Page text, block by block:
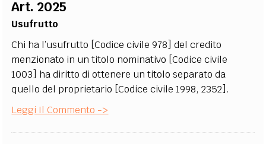
Art. 2025
Usufrutto
Chi ha l’usufrutto [Codice civile 978] del credito
menzionato in un titolo nominativo [Codice civile
1003] ha diritto di ottenere un titolo separato da
quello del proprietario [Codice civile 1998, 2352].
Leggi Il Commento ->